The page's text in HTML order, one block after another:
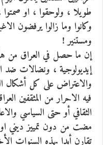
طويلا ، ولوحقوا ، او
وكانوا وما زالوا يرفضون
ومستنير !
إن ما حصل في العراق من
إيديولوجية ، ونضالات ضد
والاعتراض على كل أشكال
فيه الاحرار من المثقفين
الثقافي أو حتى السياسي
مضت من دون تمييز ديني